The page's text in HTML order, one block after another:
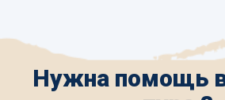
Нужна помощь